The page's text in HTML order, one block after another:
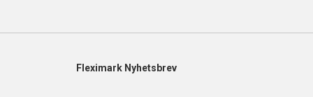
Fleximark Nyhetsbrev